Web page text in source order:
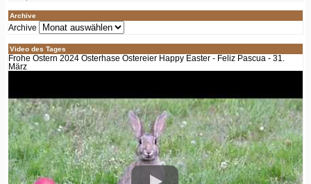
Archive
Archive
Video des Tages
Frohe Ostern 2024 Osterhase Ostereier Happy Easter - Feliz Pascua - 31.
März